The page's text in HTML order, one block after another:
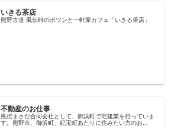
いきる茶店
熊野古道 風伝峠のポツンと一軒家カフェ「いきる茶店」
不動産のお仕事
風伝まさだ合同会社として、御浜町で宅建業を行っていま
す。熊野市、御浜町、紀宝町あたりに住みたい方のお...